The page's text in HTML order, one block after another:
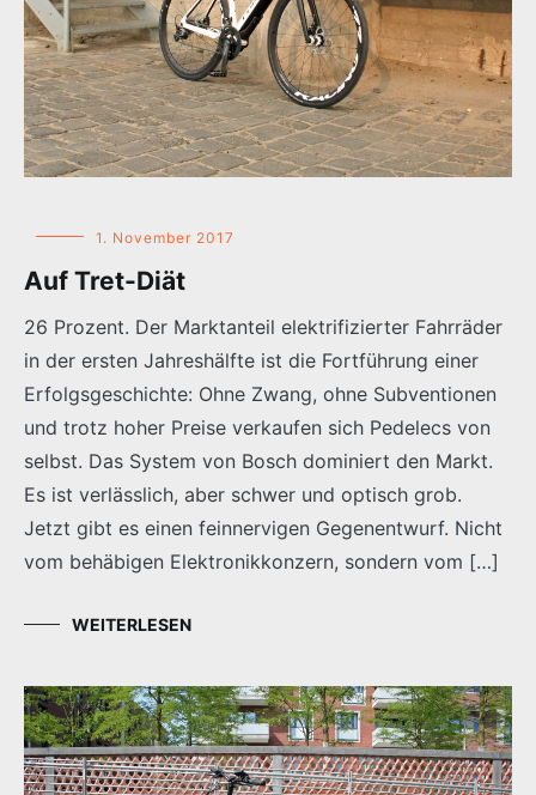
1. November 2017
Auf Tret-Diät
26 Prozent. Der Marktanteil elektrifizierter Fahrräder
in der ersten Jahreshälfte ist die Fortführung einer
Erfolgsgeschichte: Ohne Zwang, ohne Subventionen
und trotz hoher Preise verkaufen sich Pedelecs von
selbst. Das System von Bosch dominiert den Markt.
Es ist verlässlich, aber schwer und optisch grob.
Jetzt gibt es einen feinnervigen Gegenentwurf. Nicht
vom behäbigen Elektronikkonzern, sondern vom […]
WEITERLESEN